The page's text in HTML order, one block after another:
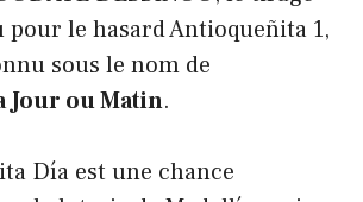
pour le hasard Antioqueñita 1,
sous le nom de
ou Matin.
Día est une chance